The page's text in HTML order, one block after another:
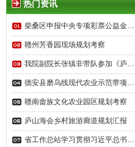
热门资讯
柴桑区申报中央专项彩票公益金…
赣州芳香园现场规划考察
我院副院长张镇非带队参加《庐…
德安县磨乌线现代农业示范带项…
赣南畲族文化农业园区规划考察
庐山海会乡村旅游廊道规划汇报
省工作总站学习贯彻习近平总书…